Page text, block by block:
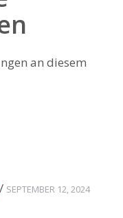
an diesem
/ SEPTEMBER 12, 2024